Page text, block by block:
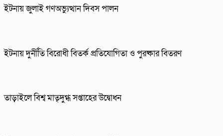
ইটনায় জুলাই গণঅভ্যুত্থান দিবস পালন
ইটনায় দুর্নীতি বিরোধী বিতর্ক প্রতিযোগিতা ও পুরষ্কার বিতরণ
তাড়াইলে বিশ্ব মাতৃদুগ্ধ সপ্তাহের উদ্বোধন